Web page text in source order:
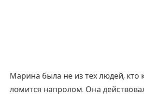
Марина была не из тех людей, кто
ломится напролом. Она